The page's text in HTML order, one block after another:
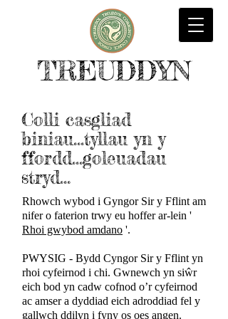
TREUDDYN
Colli casgliad
biniau...tyllau yn y
ffordd...goleuadau
stryd...
Rhowch wybod i Gyngor Sir y Fflint am
nifer o faterion trwy eu hoffer ar-lein '
Rhoi gwybod amdano '.
PWYSIG - Bydd Cyngor Sir y Fflint yn
rhoi cyfeirnod i chi. Gwnewch yn siŵr
eich bod yn cadw cofnod o’r cyfeirnod
ac amser a dyddiad eich adroddiad fel y
gallwch ddilyn i fyny os oes angen.